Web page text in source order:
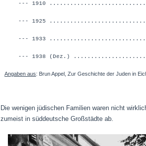
--- 1910
--- 1925
--- 1933
--- 1938 (Dez.) ......................
Angaben aus: Brun Appel, Zur Geschichte der Juden in
Die wenigen jüdischen Familien waren nicht
zumeist in süddeutsche Großstädte ab.